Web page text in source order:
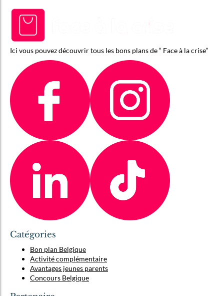
Ici vous pouvez découvrir tous les bons plans de “ Face à la crise”
Catégories
Bon plan Belgique
Activité complémentaire
Avantages jeunes parents
Concours Belgique